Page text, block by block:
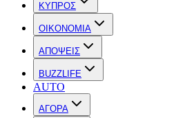
ΚΥΠΡΟΣ
OIKONOMIA
ΑΠΟΨΕΙΣ
BUZZLIFE
AUTO
ΑΓΟΡΑ